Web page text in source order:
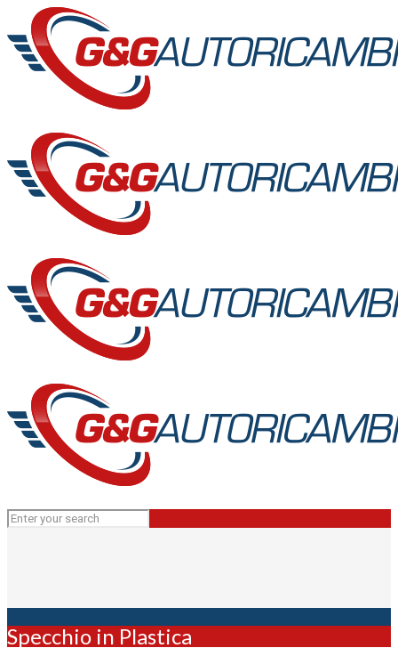
Specchio in Plastica